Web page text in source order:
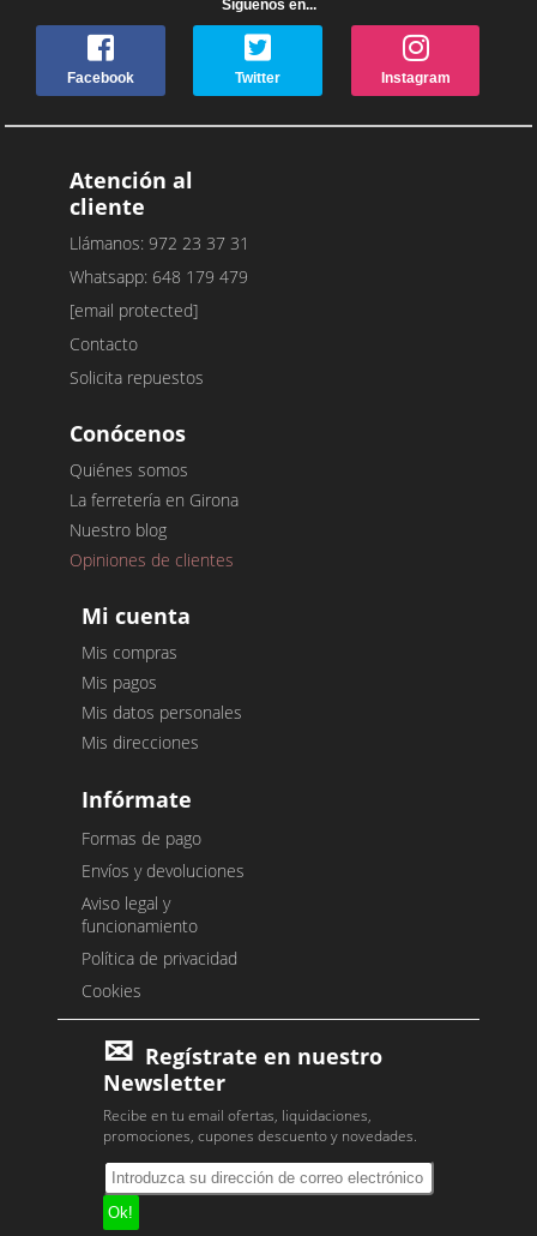
Síguenos en...
Facebook Twitter Instagram
Atención al
cliente
Llámanos: 972 23 37 31
Whatsapp: 648 179 479
[email protected]
Contacto
Solicita repuestos
Conócenos
Quiénes somos
La ferretería en Girona
Nuestro blog
Opiniones de clientes
Mi cuenta
Mis compras
Mis pagos
Mis datos personales
Mis direcciones
Infórmate
Formas de pago
Envíos y devoluciones
Aviso legal y
funcionamiento
Política de privacidad
Cookies
Regístrate en nuestro
Newsletter
Recibe en tu email ofertas, liquidaciones,
promociones, cupones descuento y novedades.